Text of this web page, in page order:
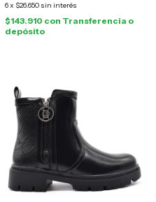
6x $26.650 sin interés
$143.910 con Transferencia o
depósito